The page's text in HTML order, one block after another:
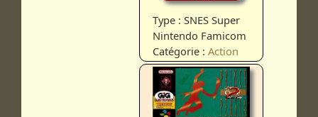
Type : SNES Super
Nintendo Famicom
Catégorie :Action